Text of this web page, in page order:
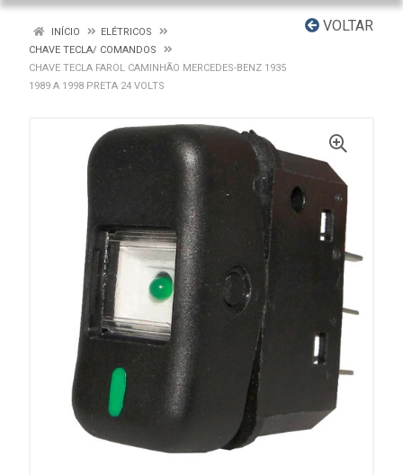
VOLTAR
INÍCIO
ELÉTRICOS
CHAVE TECLA/ COMANDOS
CHAVE TECLA FAROL CAMINHÃO MERCEDES-BENZ 1935
1989 A 1998 PRETA 24 VOLTS